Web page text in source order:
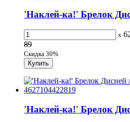
'Наклей-ка!' Брелок
x
89
Скидка 30%
'Наклей-ка!' Брелок